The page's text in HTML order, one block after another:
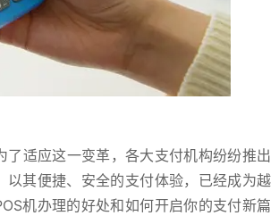
适应这一变革，各大支付机构纷纷推出
其便捷、安全的支付体验，已经成为越
机办理的好处和如何开启你的支付新篇